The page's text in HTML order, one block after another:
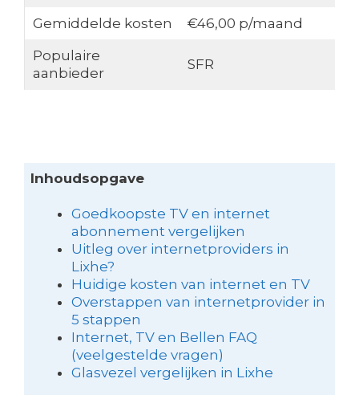
Gemiddelde kosten
€46,00 p/maand
Populaire
aanbieder
SFR
Inhoudsopgave
Goedkoopste TV en internet
abonnement vergelijken
Uitleg over internetproviders in
Lixhe?
Huidige kosten van internet en TV
Overstappen van internetprovider in
5 stappen
Internet, TV en Bellen FAQ
(veelgestelde vragen)
Glasvezel vergelijken in Lixhe